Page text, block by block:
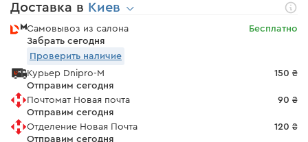
Доставка в Киев
Самовывоз из салона
Забрать сегодня
Бесплатно
Проверить наличие
Курьер Dnipro-M
Отправим сегодня
150 ₴
Почтомат Новая почта
Отправим сегодня
90 ₴
Отделение Новая Почта
Отправим сегодня
120 ₴